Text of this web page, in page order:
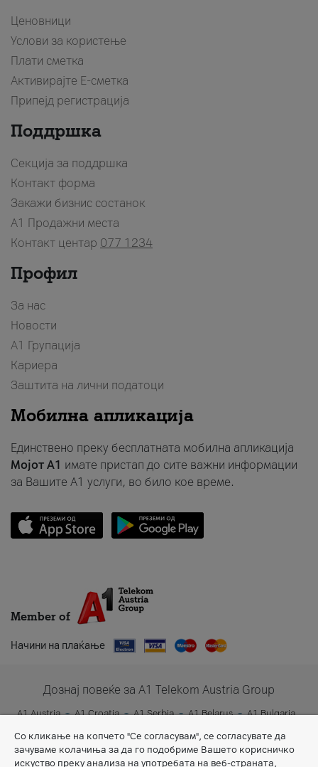
Ценовници
Услови за користење
Плати сметка
Активирајте Е-сметка
Припејд регистрација
Поддршка
Секција за поддршка
Контакт форма
Закажи бизнис состанок
A1 Продажни места
Контакт центар 077 1234
Профил
За нас
Новости
А1 Групација
Кариера
Заштита на лични податоци
Мобилна апликација
Единствено преку бесплатната мобилна апликација
Мојот A1 имате пристап до сите важни информации
за Вашите A1 услуги, во било кое време.
Member of
Начини на плаќање
Дознај повеќе за A1 Telekom Austria Group
A1 Austria A1 Croatia A1 Serbia A1 Belarus
A1 Bulgaria
Со кликање на копчето "Се согласувам", се согласувате да
зачуваме колачиња за да го подобриме Вашето корисничко
искуство преку анализа на употребата на веб-страната,